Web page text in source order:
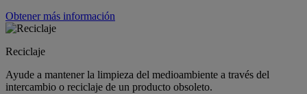
Obtener más información
Reciclaje
Ayude a mantener la limpieza del medioambiente a través del
intercambio o reciclaje de un producto obsoleto.